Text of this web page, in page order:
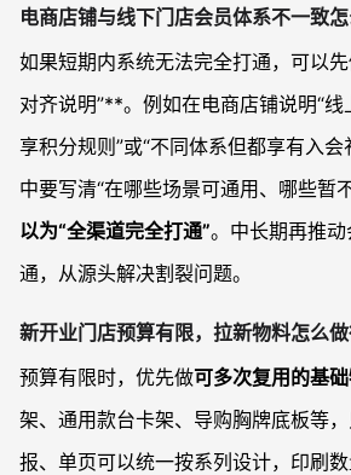
电商店铺与线下门店会员体系不一致怎
如果短期内系统无法完全打通，可以
对齐说明”**。例如在电商店铺说明“
享积分规则”或“不同体系但都享有入
中要写清“在哪些场景可通用、哪些暂不
以为“全渠道完全打通”。中长期再推
通，从源头解决割裂问题。
新开业门店预算有限，拉新物料怎么做
预算有限时，优先做可多次复用的基
架、通用款台卡架、导购胸牌底板等
报、单页可以统一按系列设计，印刷